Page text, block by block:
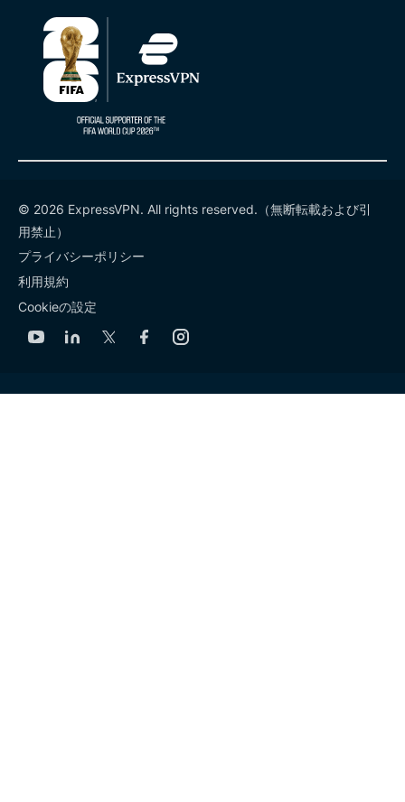
© 2026 ExpressVPN. All rights reserved.（無断転載および引
用禁止）
プライバシーポリシー
利用規約
Cookieの設定